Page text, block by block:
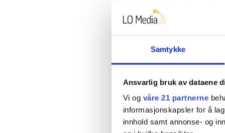
Samtykke
Ansvarlig bruk av dataene
Vi og våre 21 partnerne
informasjonskapsler for å
innhold samt annonse- og
Ser til engelsk
Nå starter arbeidet for de
er likevel flere ting som er
– Vi aner for eksempel ikke
vil melde seg inn i. Det har
framforhandles. Vår